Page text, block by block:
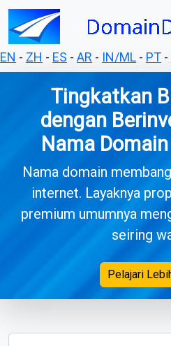
EN - ZH - ES - AR - IN/ML - PT -
Tingkatkan
dengan
Nama
Nama domain
internet. Layaknya
premium umumnya
seiring
Pelajari